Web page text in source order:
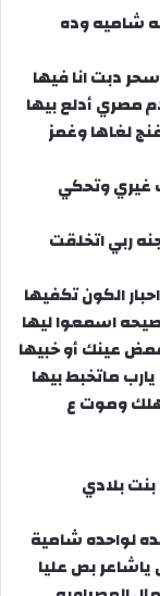
شاميه وده
دبت انا فيها
أدلع بيها
لغاها وغمز
وتحكي
ربي اتخلقت
الكون تكفيها
اسمعوا ليها
عينك أو خبيها
ماتخبط بيها
وموت ع
بلادي
لواحده شامية
بص عليا